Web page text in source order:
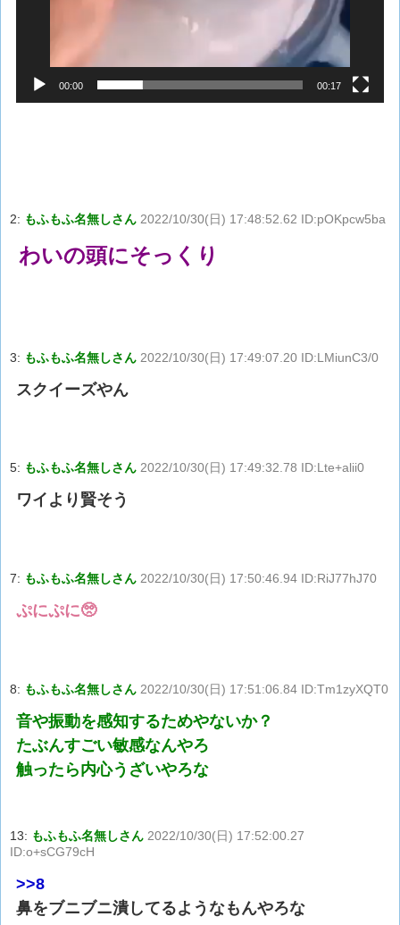
00:00 00:17
2: もふもふ名無しさん 2022/10/30(日) 17:48:52.62 ID:pOKpcw5ba
わいの頭にそっくり
3: もふもふ名無しさん 2022/10/30(日) 17:49:07.20 ID:LMiunC3/0
スクイーズやん
5: もふもふ名無しさん 2022/10/30(日) 17:49:32.78 ID:Lte+alii0
ワイより賢そう
7: もふもふ名無しさん 2022/10/30(日) 17:50:46.94 ID:RiJ77hJ70
ぷにぷに🥺
8: もふもふ名無しさん 2022/10/30(日) 17:51:06.84 ID:Tm1zyXQT0
音や振動を感知するためやないか？
たぶんすごい敏感なんやろ
触ったら内心うざいやろな
13: もふもふ名無しさん 2022/10/30(日) 17:52:00.27
ID:o+sCG79cH
>>8
鼻をブニブニ潰してるようなもんやろな